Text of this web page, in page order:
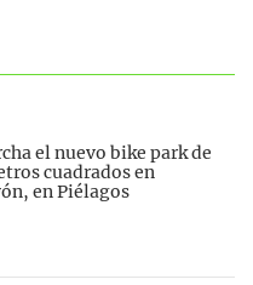
el nuevo bike park de
cuadrados en
en Piélagos